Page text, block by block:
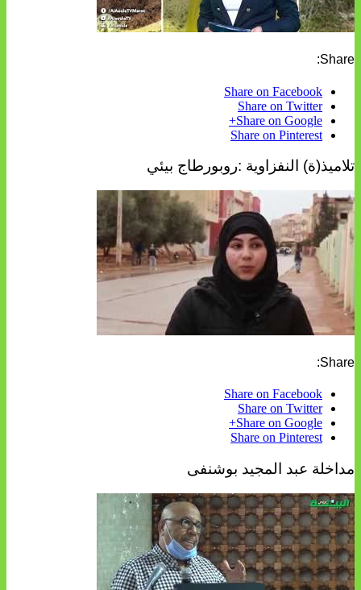
Share:
Share on Facebook
Share on Twitter
Share on Google+
Share on Pinterest
تلاميذ(ة) النفزاوية :روبورطاج بيئي
Share:
Share on Facebook
Share on Twitter
Share on Google+
Share on Pinterest
مداخلة عبد المجيد بوشنفى